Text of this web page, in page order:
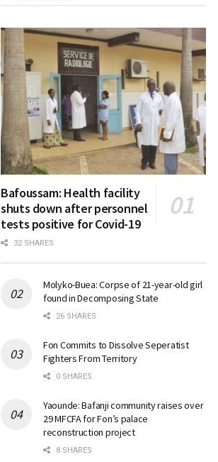
Bafoussam: Health facility
shuts down after personnel
tests positive for Covid-19
32 SHARES
Molyko-Buea: Corpse of 21-year-old girl
found in Decomposing State
26 SHARES
Fon Commits to Dissolve Seperatist
Fighters From Territory
0 SHARES
Yaounde: Bafanji community raises over
29 MFCFA for Fon’s palace
reconstruction project
8 SHARES